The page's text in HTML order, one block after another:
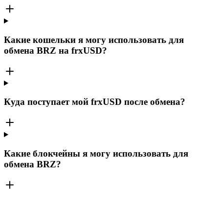
Какие кошельки я могу использовать для
обмена BRZ на frxUSD?
Куда поступает мой frxUSD после обмена?
Какие блокчейны я могу использовать для
обмена BRZ?